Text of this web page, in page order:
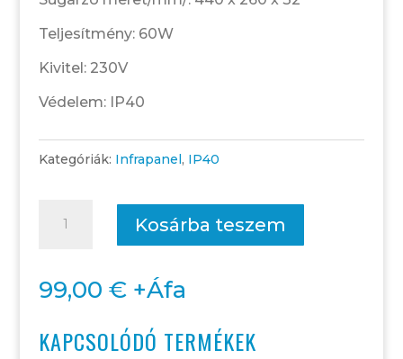
Teljesítmény: 60W
Kivitel: 230V
Védelem: IP40
Kategóriák: Infrapanel , IP40
műanyag
IP
kivitel
Kosárba teszem
99,00 € +Áfa
KAPCSOLÓDÓ TERMÉKEK